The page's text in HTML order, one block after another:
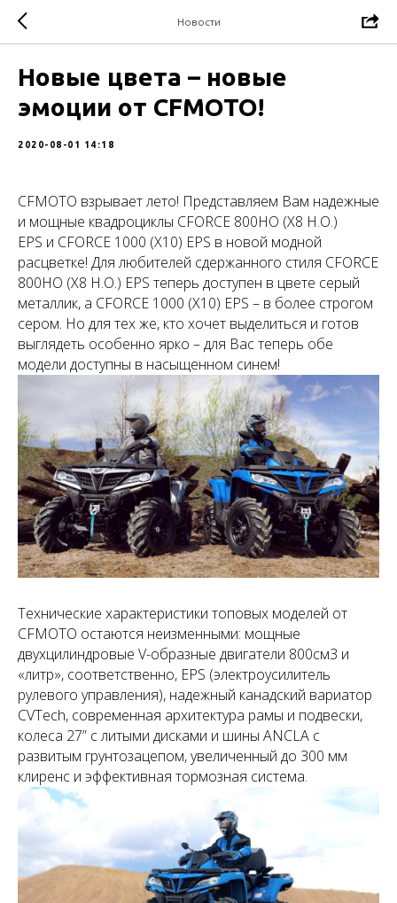
Новости
Новые цвета – новые
эмоции от CFMOTO!
2020-08-01 14:18
CFMOTO взрывает лето! Представляем Вам надежные
и мощные квадроциклы CFORCE 800HO (X8 H.O.)
EPS и СFORCE 1000 (X10) EPS в новой модной
расцветке! Для любителей сдержанного стиля CFORCE
800HO (X8 H.O.) EPS теперь доступен в цвете серый
металлик, а СFORCE 1000 (X10) EPS – в более строгом
сером. Но для тех же, кто хочет выделиться и готов
выглядеть особенно ярко – для Вас теперь обе
модели доступны в насыщенном синем!
Технические характеристики топовых моделей от
CFMOTO остаются неизменными: мощные
двухцилиндровые V-образные двигатели 800см3 и
«литр», соответственно, EPS (электроусилитель
рулевого управления), надежный канадский вариатор
CVTech, современная архитектура рамы и подвески,
колеса 27” с литыми дисками и шины ANCLA с
развитым грунтозацепом, увеличенный до 300 мм
клиренс и эффективная тормозная система.